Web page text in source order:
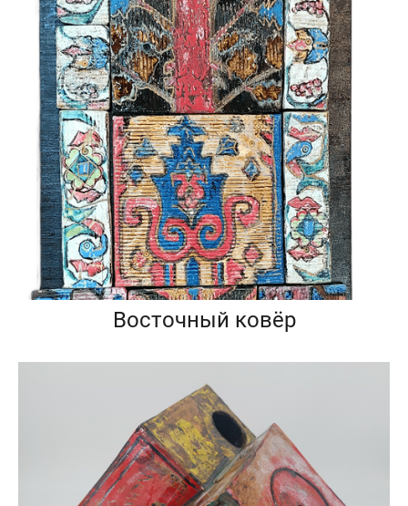
Восточный ковёр